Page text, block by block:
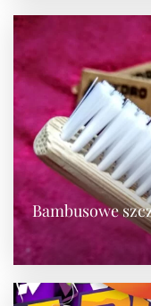
Bambusowe